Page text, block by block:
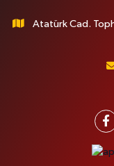
Atatürk Cad.